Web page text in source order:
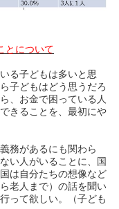
とについて
る子どもは多いと思
子どもはどう思うだろ
、お金で困っている人
きることを、最初にや
務があるにも関わら
い人がいることに、国
国は自分たちの想像など
老人まで）の話を聞い
って欲しい。
（子ども